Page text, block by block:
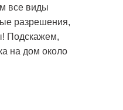
все виды
разрешения,
Подскажем,
на дом около